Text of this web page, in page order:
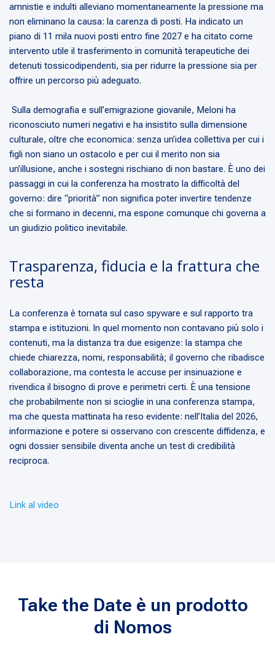
amnistie e indulti alleviano momentaneamente la pressione ma
non eliminano la causa: la carenza di posti. Ha indicato un
piano di 11 mila nuovi posti entro fine 2027 e ha citato come
intervento utile il trasferimento in comunità terapeutiche dei
detenuti tossicodipendenti, sia per ridurre la pressione sia per
offrire un percorso più adeguato.
Sulla demografia e sull’emigrazione giovanile, Meloni ha
riconosciuto numeri negativi e ha insistito sulla dimensione
culturale, oltre che economica: senza un’idea collettiva per cui i
figli non siano un ostacolo e per cui il merito non sia
un’illusione, anche i sostegni rischiano di non bastare. È uno dei
passaggi in cui la conferenza ha mostrato la difficoltà del
governo: dire “priorità” non significa poter invertire tendenze
che si formano in decenni, ma espone comunque chi governa a
un giudizio politico inevitabile.
Trasparenza, fiducia e la frattura che
resta
La conferenza è tornata sul caso spyware e sul rapporto tra
stampa e istituzioni. In quel momento non contavano più solo i
contenuti, ma la distanza tra due esigenze: la stampa che
chiede chiarezza, nomi, responsabilità; il governo che ribadisce
collaborazione, ma contesta le accuse per insinuazione e
rivendica il bisogno di prove e perimetri certi. È una tensione
che probabilmente non si scioglie in una conferenza stampa,
ma che questa mattinata ha reso evidente: nell’Italia del 2026,
informazione e potere si osservano con crescente diffidenza, e
ogni dossier sensibile diventa anche un test di credibilità
reciproca.
Link al video
Take the Date è un prodotto
di Nomos